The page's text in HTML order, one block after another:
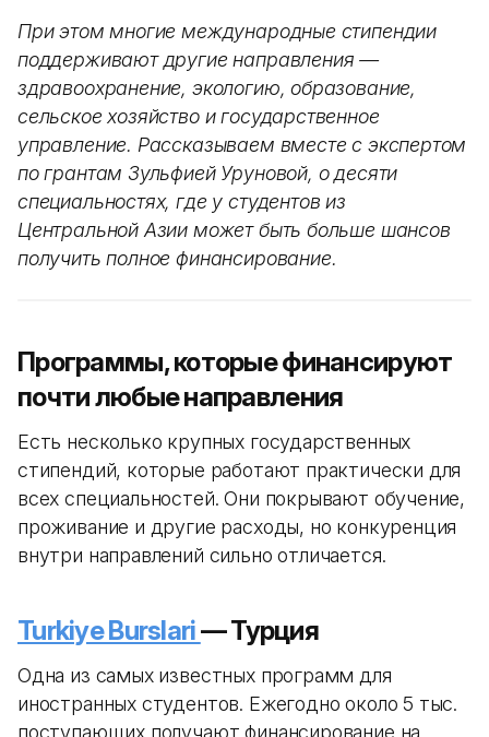
При этом многие международные стипендии
поддерживают другие направления —
здравоохранение, экологию, образование,
сельское хозяйство и государственное
управление. Рассказываем вместе с экспертом
по грантам Зульфией Уруновой, о десяти
специальностях, где у студентов из
Центральной Азии может быть больше шансов
получить полное финансирование.
Программы, которые финансируют
почти любые направления
Есть несколько крупных государственных
стипендий, которые работают практически для
всех специальностей. Они покрывают обучение,
проживание и другие расходы, но конкуренция
внутри направлений сильно отличается.
Turkiye Burslari— Турция
Одна из самых известных программ для
иностранных студентов. Ежегодно около 5 тыс.
поступающих получают финансирование на